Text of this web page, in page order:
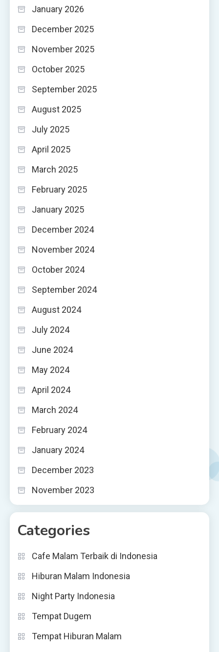
January 2026
December 2025
November 2025
October 2025
September 2025
August 2025
July 2025
April 2025
March 2025
February 2025
January 2025
December 2024
November 2024
October 2024
September 2024
August 2024
July 2024
June 2024
May 2024
April 2024
March 2024
February 2024
January 2024
December 2023
November 2023
Categories
Cafe Malam Terbaik di Indonesia
Hiburan Malam Indonesia
Night Party Indonesia
Tempat Dugem
Tempat Hiburan Malam